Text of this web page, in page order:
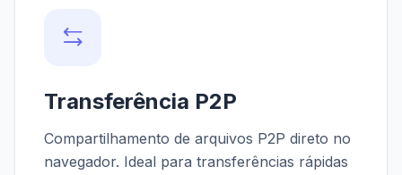
Transferência P2P
Compartilhamento de arquivos P2P direto no
navegador. Ideal para transferências rápidas